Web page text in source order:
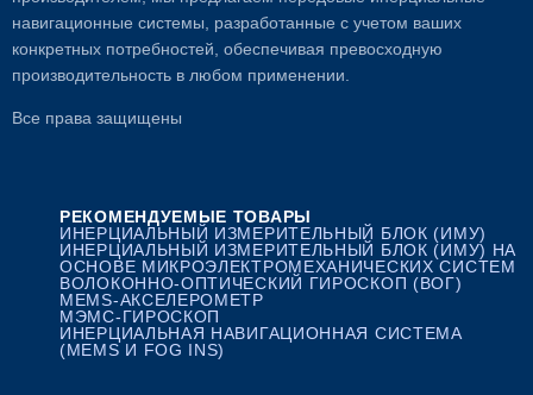
навигационные системы, разработанные с учетом ваших
конкретных потребностей, обеспечивая превосходную
производительность в любом применении.
Все права защищены
РЕКОМЕНДУЕМЫЕ ТОВАРЫ
ИНЕРЦИАЛЬНЫЙ ИЗМЕРИТЕЛЬНЫЙ БЛОК (ИМУ)
ИНЕРЦИАЛЬНЫЙ ИЗМЕРИТЕЛЬНЫЙ БЛОК (ИМУ) НА
ОСНОВЕ МИКРОЭЛЕКТРОМЕХАНИЧЕСКИХ СИСТЕМ
ВОЛОКОННО-ОПТИЧЕСКИЙ ГИРОСКОП (ВОГ)
MEMS-АКСЕЛЕРОМЕТР
МЭМС-ГИРОСКОП
ИНЕРЦИАЛЬНАЯ НАВИГАЦИОННАЯ СИСТЕМА
(MEMS И FOG INS)